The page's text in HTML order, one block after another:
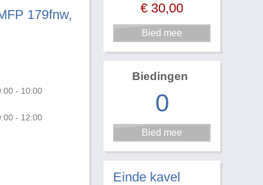
179fnw,
- 10:00
- 12:00
€ 30,00
Biedingen
0
Einde kavel